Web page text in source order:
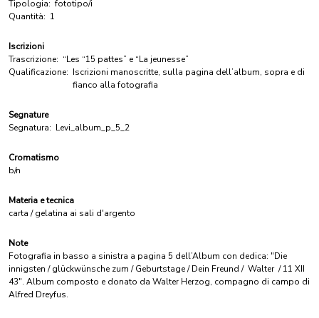
Tipologia: fototipo/i
Quantità: 1
Iscrizioni
Trascrizione: “Les “15 pattes” e “La jeunesse”
Qualificazione: Iscrizioni manoscritte, sulla pagina dell’album, sopra e di
fianco alla fotografia
Segnature
Segnatura: Levi_album_p_5_2
Cromatismo
b/n
Materia e tecnica
carta / gelatina ai sali d'argento
Note
Fotografia in basso a sinistra a pagina 5 dell’Album con dedica: "Die
innigsten / glückwünsche zum / Geburtstage / Dein Freund / Walter / 11 XII
43". Album composto e donato da Walter Herzog, compagno di campo di
Alfred Dreyfus.